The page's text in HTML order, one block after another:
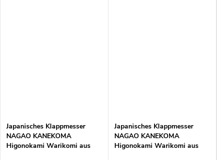
Japanisches Klappmesser
NAGAO KANEKOMA
Higonokami Warikomi aus
Japanisches Klappmesser
NAGAO KANEKOMA
Higonokami Warikomi aus